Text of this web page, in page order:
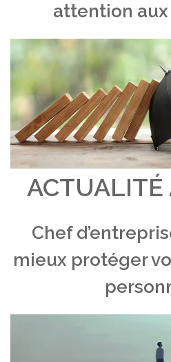
attention
ACTUALITÉ
Chef
mieux protéger